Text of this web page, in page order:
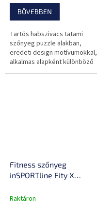
BŐVEBBEN
Tartós habszivacs tatami
szőnyeg puzzle alakban,
eredeti design motívumokkal,
alkalmas alapként különböző
gyakorlatokhoz, befejező
Fitness szőnyeg
inSPORTline Fity X
Raktáron